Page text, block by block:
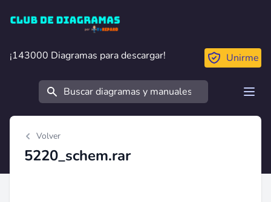
Club de Diagramas
¡143000 Diagramas para descargar!
¡143000 Diagramas para descargar! Unirme
Buscar
Volver
5220_schem.rar